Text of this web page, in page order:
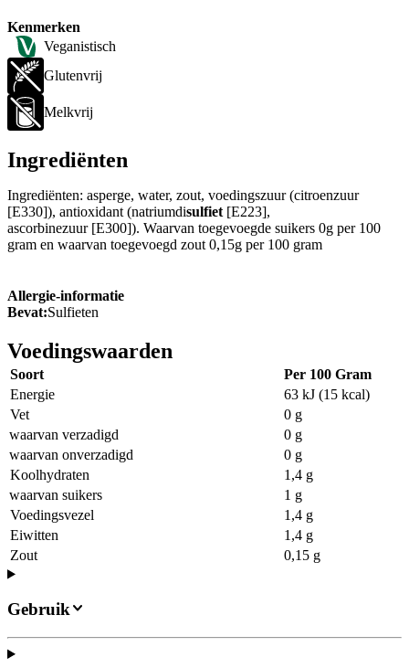
Kenmerken
Veganistisch
Glutenvrij
Melkvrij
Ingrediënten
Ingrediënten: asperge, water, zout, voedingszuur (citroenzuur
[E330]), antioxidant (natriumdisulfiet[E223],
ascorbinezuur [E300]). Waarvan toegevoegde suikers 0g per 100
gram en waarvan toegevoegd zout 0,15g per 100 gram
Allergie-informatie
Bevat:Sulfieten
Voedingswaarden
Soort
Per 100 Gram
Energie
63 kJ (15 kcal)
Vet
0 g
waarvan verzadigd
0 g
waarvan onverzadigd
0 g
Koolhydraten
1,4 g
waarvan suikers
1 g
Voedingsvezel
1,4 g
Eiwitten
1,4 g
Zout
0,15 g
Gebruik